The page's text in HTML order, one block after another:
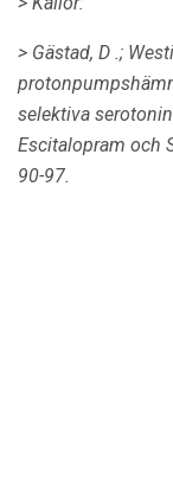
> Gästad, D .;
selektiva
Escitalopram och
90-97.